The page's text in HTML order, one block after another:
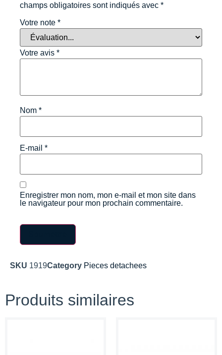
champs obligatoires sont indiqués avec *
Votre note *
Votre avis *
Nom *
E-mail *
Enregistrer mon nom, mon e-mail et mon site dans
le navigateur pour mon prochain commentaire.
SKU 1919Category Pieces detachees
Produits similaires